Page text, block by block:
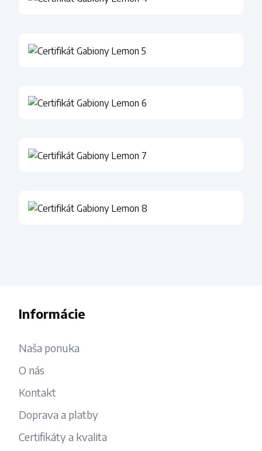
Informácie
Naša ponuka
O nás
Kontakt
Doprava a platby
Certifikáty a kvalita